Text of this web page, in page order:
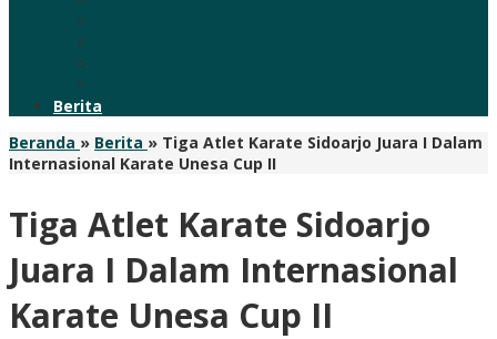
Berita
Beranda » Berita » Tiga Atlet Karate Sidoarjo Juara I Dalam
Internasional Karate Unesa Cup II
Tiga Atlet Karate Sidoarjo
Juara I Dalam Internasional
Karate Unesa Cup II